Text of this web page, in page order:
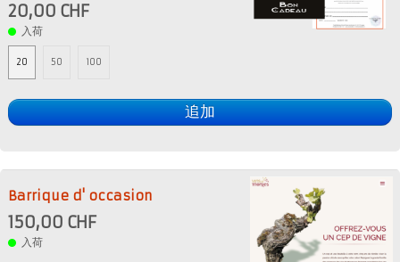
Infos pratiques
Médias
Login▼
20,00 CHF
入荷
20 50 100
追加
Barrique d' occasion
150,00 CHF
入荷